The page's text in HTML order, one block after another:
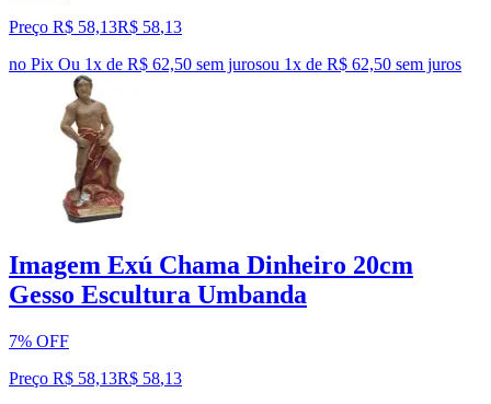
Preço R$ 58,13R$ 58,13
no Pix Ou 1x de R$ 62,50 sem jurosou 1x de R$ 62,50 sem juros
Imagem Exú Chama Dinheiro 20cm
Gesso Escultura Umbanda
7% OFF
Preço R$ 58,13R$ 58,13